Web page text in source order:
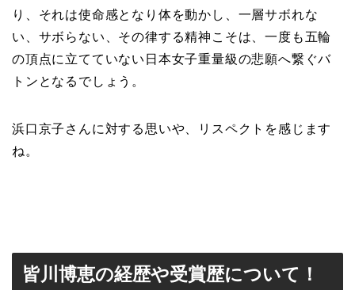
り、それは使命感となり体を動かし、一層サボれな
い、サボらない、その律する精神こそは、一度も五輪
の頂点に立てていない日本女子重量級の悲願へ繋ぐバ
トンとなるでしょう。
浜口京子さんに対する思いや、リスペクトを感じます
ね。
皆川博恵の経歴や受賞歴について！